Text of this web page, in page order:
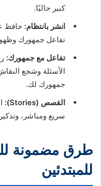
كبير حاليًا.
انشر بانتظام: حافظ
تفاعل جمهورك
تفاعل مع جمهورك:
الأسئلة وشجع
جمهورك لك.
القصص (Stories):
سريع ومباشر،
طرق مضمونة
للمبتدئين